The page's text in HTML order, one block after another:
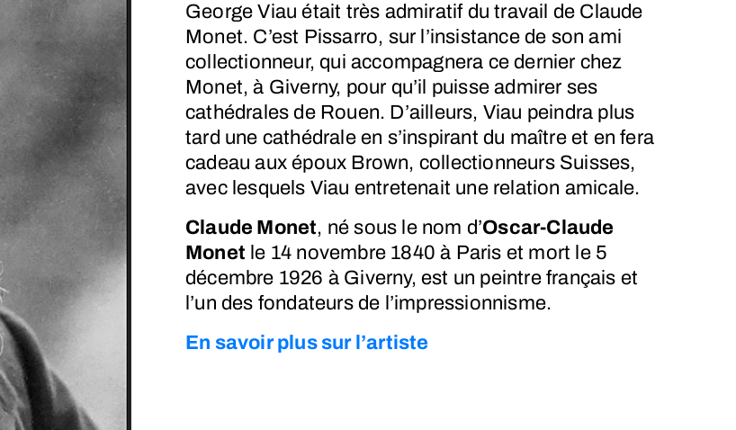
George Viau était très admiratif du travail de Claude
Monet. C’est Pissarro, sur l’insistance de son ami
collectionneur, qui accompagnera ce dernier chez
Monet, à Giverny, pour qu’il puisse admirer ses
cathédrales de Rouen. D’ailleurs, Viau peindra plus
tard une cathédrale en s’inspirant du maître et en fera
cadeau aux époux Brown, collectionneurs Suisses,
avec lesquels Viau entretenait une relation amicale.
Claude Monet, né sous le nom d’Oscar-Claude
Monet le 14 novembre 1840 à Paris et mort le 5
décembre 1926 à Giverny, est un peintre français et
l’un des fondateurs de l’impressionnisme.
En savoir plus sur l’artiste